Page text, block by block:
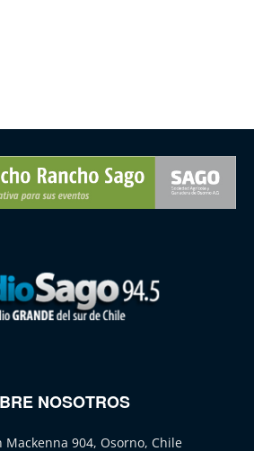
NOSOTROS
Mackenna 904, Osorno, Chile